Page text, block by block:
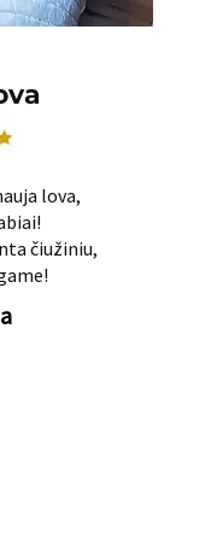
lova,
čiužiniu,